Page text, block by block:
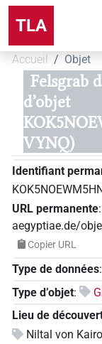
TLA
Accueil Objet
Felsgrab
d’objet
VYNQ)
Identifiant
URL permanente:
aegyptiae.de/
Copier URL
Type de données:
Type d’objet:
Lieu de
Niltal von